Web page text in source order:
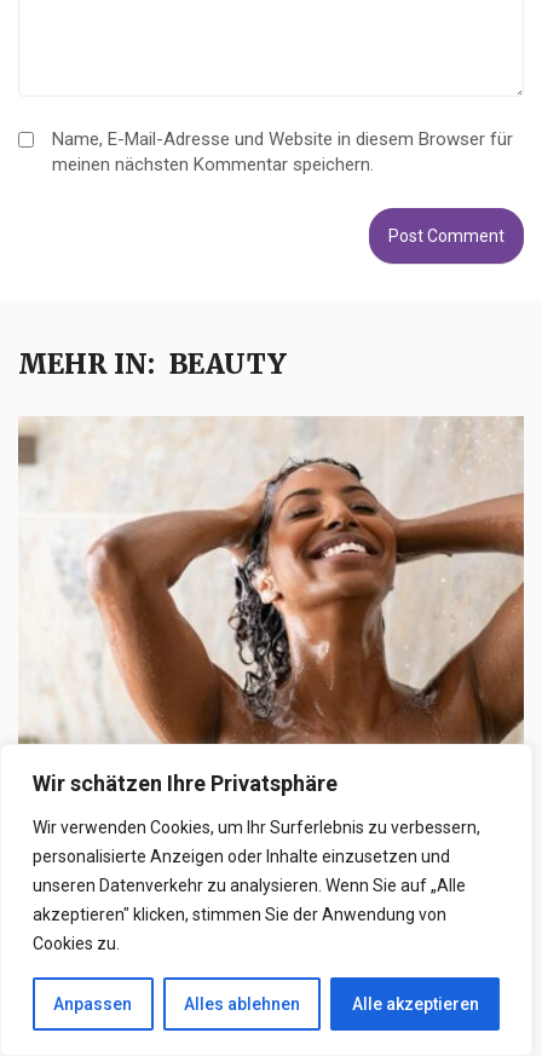
Wir schätzen Ihre Privatsphäre
Wir verwenden Cookies, um Ihr Surferlebnis zu verbessern,
personalisierte Anzeigen oder Inhalte einzusetzen und
unseren Datenverkehr zu analysieren. Wenn Sie auf „Alle
akzeptieren" klicken, stimmen Sie der Anwendung von
Cookies zu.
Anpassen Alles ablehnen Alle akzeptieren
Name, E-Mail-Adresse und Website in diesem Browser für
meinen nächsten Kommentar speichern.
MEHR IN: BEAUTY
BEAUTY
Wie oft Haare waschen pro Woche?
Es gibt Fragen, die so alltäglich sind, dass wir sie fast
mechanisch beantworten, und doch ...
17. März 2026